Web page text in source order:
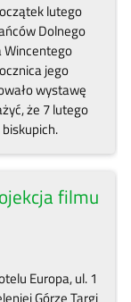
lutego
Dolnego
Wincentego
jego
wystawę
że 7 lutego
filmu
Europa, ul. 1